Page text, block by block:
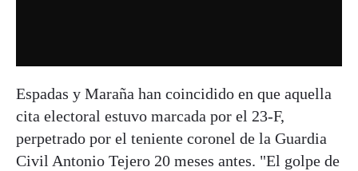
Espadas y Maraña han coincidido en que aquella
cita electoral estuvo marcada por el 23-F,
perpetrado por el teniente coronel de la Guardia
Civil Antonio Tejero 20 meses antes. "El golpe de